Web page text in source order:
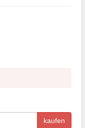
kaufen